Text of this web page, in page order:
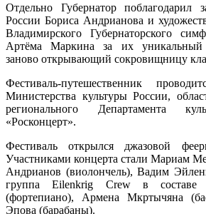
Отдельно Губернатор поблагодарил
России Бориса Андрианова и
Владимирского Губернаторского
Артёма Маркина за их уникальный
заново открывающий сокровищницу
Фестиваль-путешественник
Министерства культуры России,
регионального Департамента
«Росконцерт».
Фестиваль открылся джазовой
Участниками концерта стали Мариам
Андрианов (виолончель), Вадим
группа Eilenkrig Crew в составе
(фортепиано), Армена Мкртычяна
Эпова (барабаны).